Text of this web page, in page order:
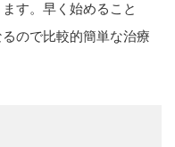
す。早く始めること
ので比較的簡単な治療